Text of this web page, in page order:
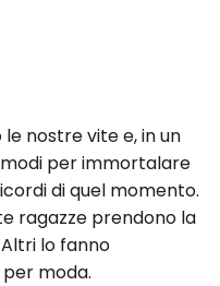
nostre vite e, in un
per immortalare
di quel momento.
ragazze prendono la
lo fanno
moda.